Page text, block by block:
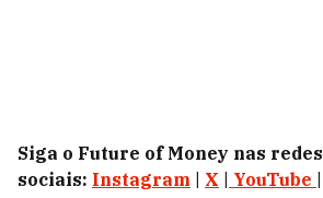
Siga o Future of Money nas redes
sociais: Instagram X YouTube